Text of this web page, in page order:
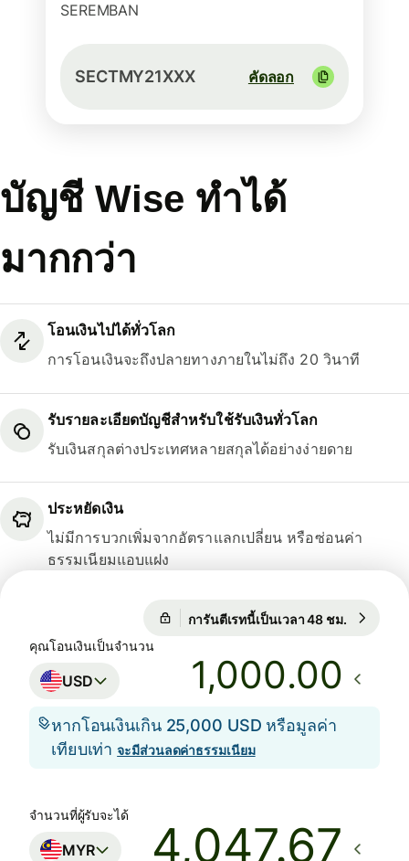
SEREMBAN
SECTMY21XXX คัดลอก
บัญชี Wise ทำได้
มากกว่า
โอนเงินไปได้ทั่วโลก
การโอนเงินจะถึงปลายทางภายในไม่ถึง 20 วินาที
รับรายละเอียดบัญชีสำหรับใช้รับเงินทั่วโลก
รับเงินสกุลต่างประเทศหลายสกุลได้อย่างง่ายดาย
ประหยัดเงิน
ไม่มีการบวกเพิ่มจากอัตราแลกเปลี่ยน หรือซ่อนค่า
ธรรมเนียมแอบแฝง
การันตีเรทนี้เป็นเวลา 48 ชม.
การันตีเรทนี้เป็นเวลา 48 ชม.
คุณโอนเงินเป็นจำนวน
USD .00
หากโอนเงินเกิน 25,000 USD หรือมูลค่า
เทียบเท่าจะมีส่วนลดค่าธรรมเนียม
จำนวนที่ผู้รับจะได้
MYR